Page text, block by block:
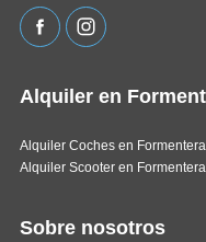
Alquiler en
Alquiler Coches en Formentera
Alquiler Scooter en Formentera
Sobre nosotros